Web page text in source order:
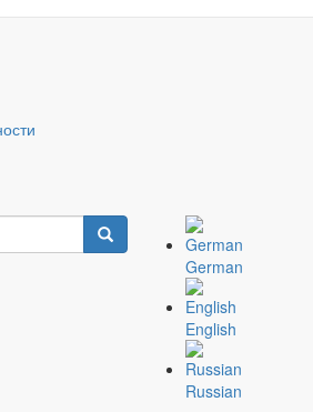
Поиск
German
English
Russian